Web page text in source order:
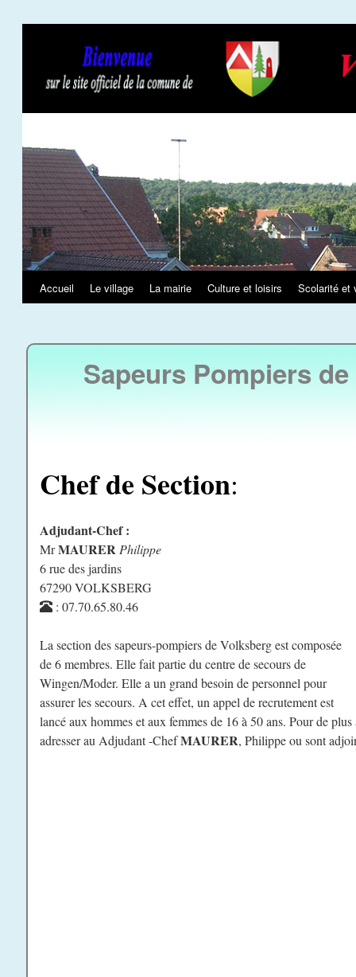
Aller
contenu
Accueil Le village La mairie Culture et loisirs Scolarité et
Sapeurs Pompiers
Chef de Section:
Adjudant-Chef :
MrMAURER Philippe
6 rue des jardins
67290 VOLKSBERG
: 07.70.65.80.46
La section des sapeurs-pompiers de Volksberg est composée
de 6 membres. Elle fait partie du centre de secours de
Wingen/Moder. Elle a un grand besoin de personnel pour
assurer les secours. A cet effet, un appel de recrutement est
lancé aux hommes et aux femmes de 16 à 50 ans. Pour de
adresser au Adjudant -ChefMAURER, Philippe ou sont